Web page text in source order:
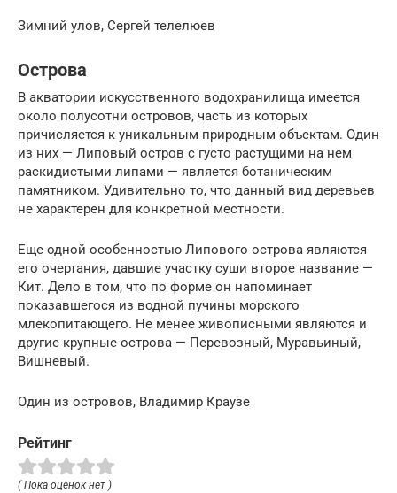
Зимний улов, Сергей телелюев
Острова
В акватории искусственного водохранилища имеется
около полусотни островов, часть из которых
причисляется к уникальным природным объектам. Один
из них — Липовый остров с густо растущими на нем
раскидистыми липами — является ботаническим
памятником. Удивительно то, что данный вид деревьев
не характерен для конкретной местности.
Еще одной особенностью Липового острова являются
его очертания, давшие участку суши второе название —
Кит. Дело в том, что по форме он напоминает
показавшегося из водной пучины морского
млекопитающего. Не менее живописными являются и
другие крупные острова — Перевозный, Муравьиный,
Вишневый.
Один из островов, Владимир Краузе
Рейтинг
( Пока оценок нет )